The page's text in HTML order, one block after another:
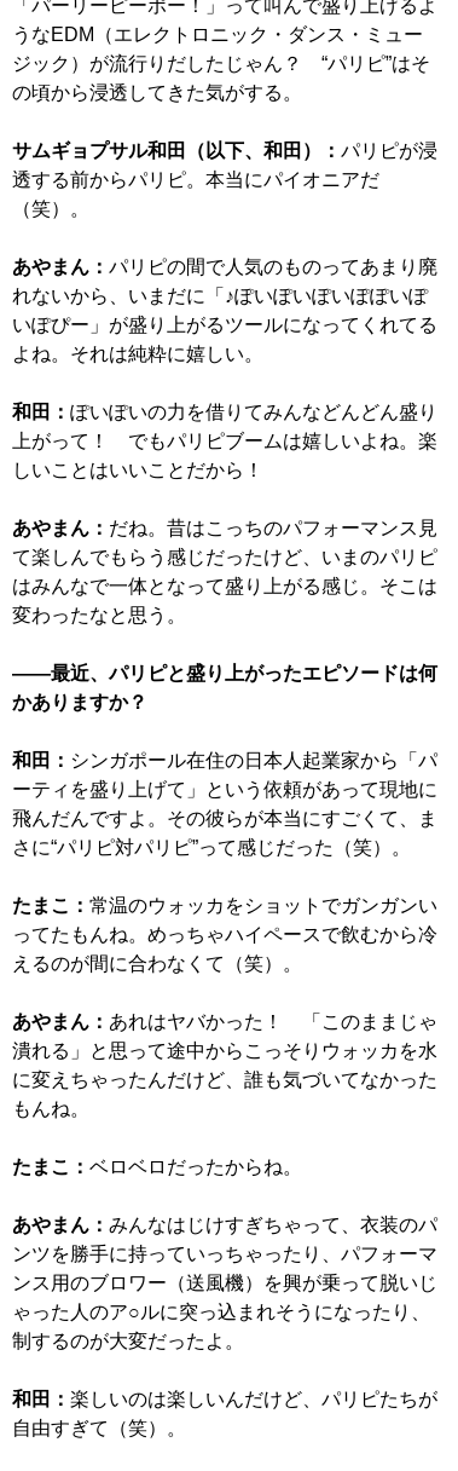
「パーリーピーポー！」って叫んで盛り上げるよ
うなEDM（エレクトロニック・ダンス・ミュー
ジック）が流行りだしたじゃん？ “パリピ”はそ
の頃から浸透してきた気がする。
サムギョプサル和田（以下、和田）： パリピが浸
透する前からパリピ。本当にパイオニアだ
（笑）。
あやまん： パリピの間で人気のものってあまり廃
れないから、いまだに「♪ぽいぽいぽいぽぽいぽ
いぽぴー」が盛り上がるツールになってくれてる
よね。それは純粋に嬉しい。
和田： ぽいぽいの力を借りてみんなどんどん盛り
上がって！ でもパリピブームは嬉しいよね。楽
しいことはいいことだから！
あやまん： だね。昔はこっちのパフォーマンス見
て楽しんでもらう感じだったけど、いまのパリピ
はみんなで一体となって盛り上がる感じ。そこは
変わったなと思う。
――最近、パリピと盛り上がったエピソードは何
かありますか？
和田： シンガポール在住の日本人起業家から「パ
ーティを盛り上げて」という依頼があって現地に
飛んだんですよ。その彼らが本当にすごくて、ま
さに“パリピ対パリピ”って感じだった（笑）。
たまこ： 常温のウォッカをショットでガンガンい
ってたもんね。めっちゃハイペースで飲むから冷
えるのが間に合わなくて（笑）。
あやまん： あれはヤバかった！ 「このままじゃ
潰れる」と思って途中からこっそりウォッカを水
に変えちゃったんだけど、誰も気づいてなかった
もんね。
たまこ： ベロベロだったからね。
あやまん： みんなはじけすぎちゃって、衣装のパ
ンツを勝手に持っていっちゃったり、パフォーマ
ンス用のブロワー（送風機）を興が乗って脱いじ
ゃった人のア○ルに突っ込まれそうになったり、
制するのが大変だったよ。
和田： 楽しいのは楽しいんだけど、パリピたちが
自由すぎて（笑）。